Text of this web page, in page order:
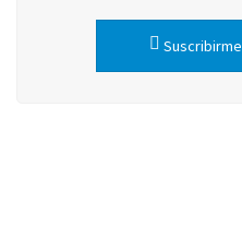
Suscribirme